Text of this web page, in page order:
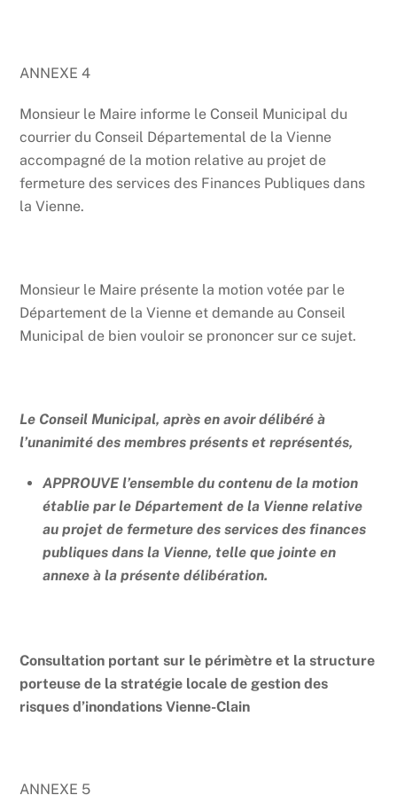
ANNEXE 4
Monsieur le Maire informe le Conseil Municipal du
courrier du Conseil Départemental de la Vienne
accompagné de la motion relative au projet de
fermeture des services des Finances Publiques dans
la Vienne.
Monsieur le Maire présente la motion votée par le
Département de la Vienne et demande au Conseil
Municipal de bien vouloir se prononcer sur ce sujet.
Le Conseil Municipal, après en avoir délibéré à
l’unanimité des membres présents et représentés,
APPROUVE l’ensemble du contenu de la motion
établie par le Département de la Vienne relative
au projet de fermeture des services des finances
publiques dans la Vienne, telle que jointe en
annexe à la présente délibération.
Consultation portant sur le périmètre et la structure
porteuse de la stratégie locale de gestion des
risques d’inondations Vienne-Clain
ANNEXE 5